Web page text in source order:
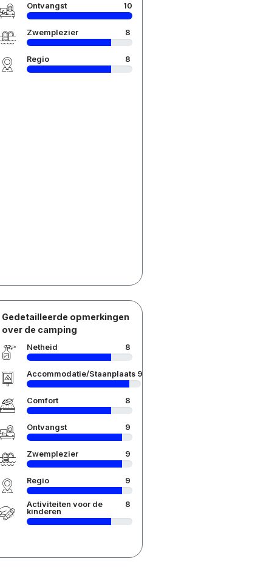
Ontvangst 10
Zwemplezier 8
Regio 8
Gedetailleerde opmerkingen
over de camping
Netheid 8
Accommodatie/Staanplaats 9
Comfort 8
Ontvangst 9
Zwemplezier 9
Regio 9
Activiteiten voor de
kinderen
8